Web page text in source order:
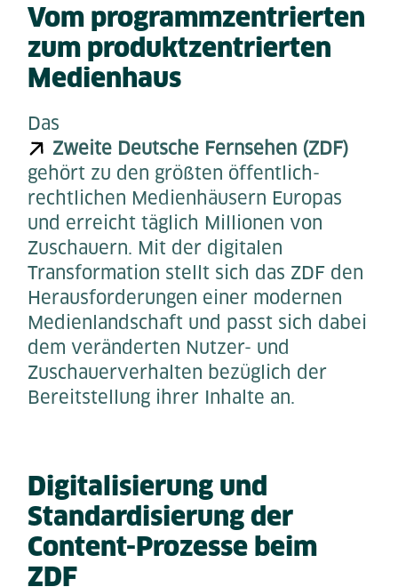
Vom programmzentrierten
zum produktzentrierten
Medienhaus
Das
Zweite Deutsche Fernsehen (ZDF)
gehört zu den größten öffentlich-
rechtlichen Medienhäusern Europas
und erreicht täglich Millionen von
Zuschauern. Mit der digitalen
Transformation stellt sich das ZDF den
Herausforderungen einer modernen
Medienlandschaft und passt sich dabei
dem veränderten Nutzer- und
Zuschauerverhalten bezüglich der
Bereitstellung ihrer Inhalte an.
Digitalisierung und
Standardisierung der
Content-Prozesse beim
ZDF